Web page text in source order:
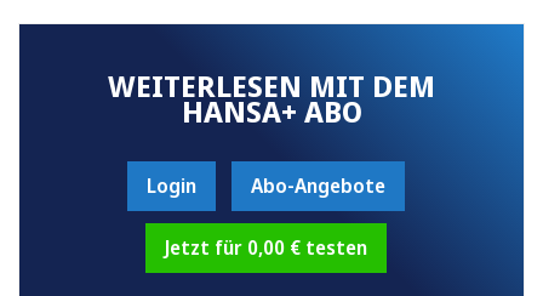
WEITERLESEN MIT DEM
HANSA+ ABO
Login Abo-Angebote
Jetzt für 0,00 € testen